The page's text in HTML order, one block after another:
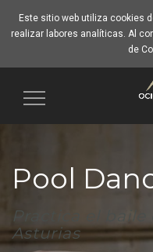
Navegación
Este sitio web utiliza cookies
realizar labores analíticas. Al
de
Pool
Practica el
Asturias